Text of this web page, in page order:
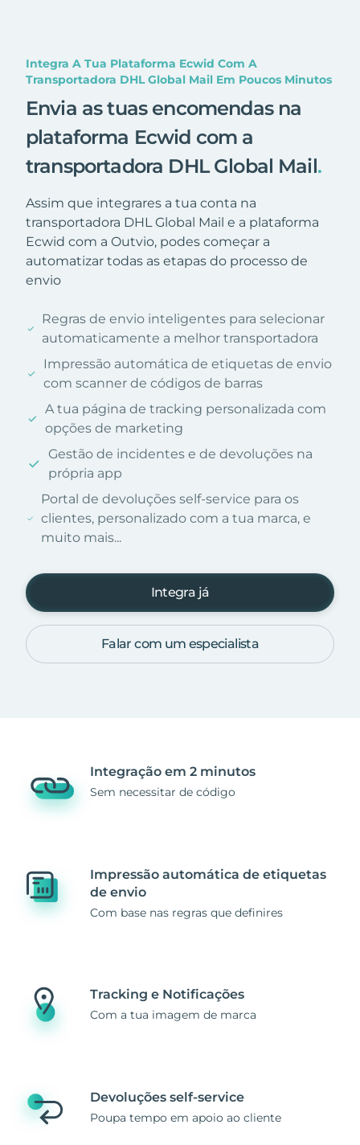
Integra A Tua Plataforma Ecwid Com A
Transportadora DHL Global Mail Em Poucos Minutos
Envia as tuas encomendas na
plataforma Ecwid com a
transportadora DHL Global Mail.
Assim que integrares a tua conta na
transportadora DHL Global Mail e a plataforma
Ecwid com a Outvio, podes começar a
automatizar todas as etapas do processo de
envio
Regras de envio inteligentes para selecionar
automaticamente a melhor transportadora
Impressão automática de etiquetas de envio
com scanner de códigos de barras
A tua página de tracking personalizada com
opções de marketing
Gestão de incidentes e de devoluções na
própria app
Portal de devoluções self-service para os
clientes, personalizado com a tua marca, e
muito mais...
Integra já
Falar com um especialista
Integração em 2 minutos
Sem necessitar de código
Impressão automática de etiquetas
de envio
Com base nas regras que definires
Tracking e Notificações
Com a tua imagem de marca
Devoluções self-service
Poupa tempo em apoio ao cliente